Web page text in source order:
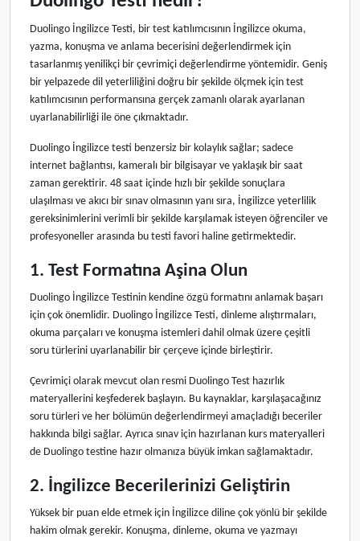
Duolingo İngilizce Testi, bir test katılımcısının İngilizce okuma,
yazma, konuşma ve anlama becerisini değerlendirmek için
tasarlanmış yenilikçi bir çevrimiçi değerlendirme yöntemidir. Geniş
bir yelpazede dil yeterliliğini doğru bir şekilde ölçmek için test
katılımcısının performansına gerçek zamanlı olarak ayarlanan
uyarlanabilirliği ile öne çıkmaktadır.
Duolingo İngilizce testi benzersiz bir kolaylık sağlar; sadece
internet bağlantısı, kameralı bir bilgisayar ve yaklaşık bir saat
zaman gerektirir. 48 saat içinde hızlı bir şekilde sonuçlara
ulaşılması ve akıcı bir sınav olmasının yanı sıra, İngilizce yeterlilik
gereksinimlerini verimli bir şekilde karşılamak isteyen öğrenciler ve
profesyoneller arasında bu testi favori haline getirmektedir.
1. Test Formatına Aşina Olun
Duolingo İngilizce Testinin kendine özgü formatını anlamak başarı
için çok önemlidir. Duolingo İngilizce Testi, dinleme alıştırmaları,
okuma parçaları ve konuşma istemleri dahil olmak üzere çeşitli
soru türlerini uyarlanabilir bir çerçeve içinde birleştirir.
Çevrimiçi olarak mevcut olan resmi Duolingo Test hazırlık
materyallerini keşfederek başlayın. Bu kaynaklar, karşılaşacağınız
soru türleri ve her bölümün değerlendirmeyi amaçladığı beceriler
hakkında bilgi sağlar. Ayrıca sınav için hazırlanan kurs materyalleri
de Duolingo testine hazır olmanıza büyük imkan sağlamaktadır.
2. İngilizce Becerilerinizi Geliştirin
Yüksek bir puan elde etmek için İngilizce diline çok yönlü bir şekilde
hakim olmak gerekir. Konuşma, dinleme, okuma ve yazmayı